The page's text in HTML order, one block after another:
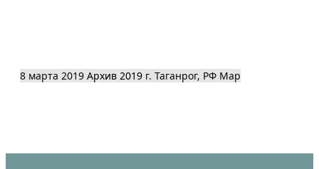
8 марта 2019 Архив 2019 г. Таганрог, РФ Map